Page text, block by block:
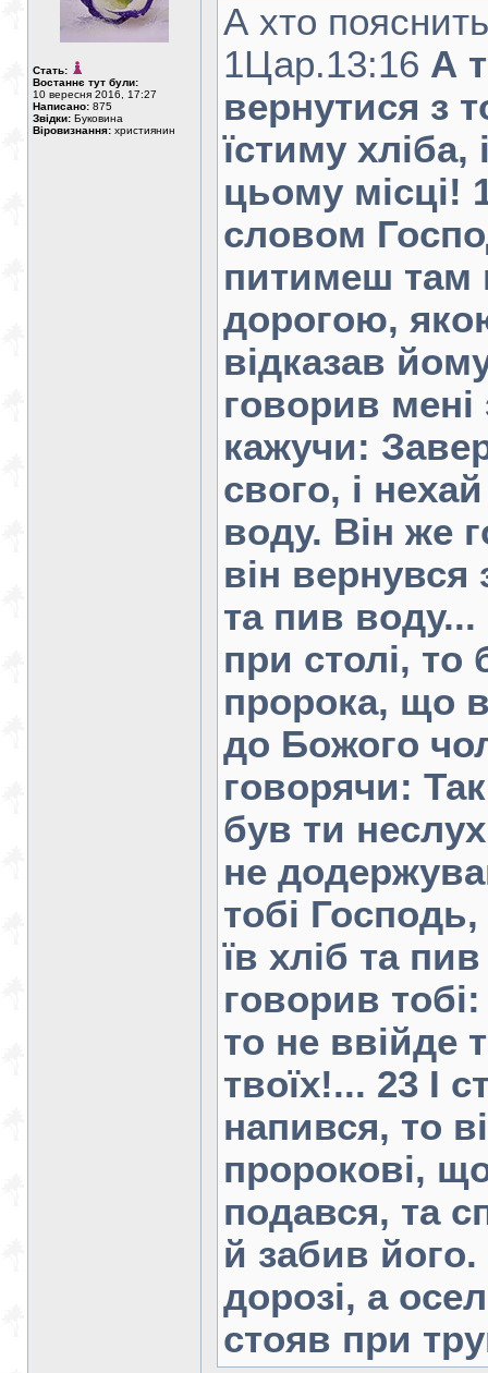
Стать:
Востаннє тут були:
10 вересня 2016, 17:27
Написано: 875
Звідки: Буковина
Віровизнання: християнин
А хто
1Цар.13:16 А
вернутися з
їстиму
цьому місці!
словом
питимеш там
дорогою,
відказав
говорив
кажучи:
свого, і
воду. Він же
він вернувся
та пив воду...
при столі,
пророка, що
до Божого
говорячи:
був ти
не
тобі Господь,
їв хліб та
говорив
то не ввійде
твоїх!... 23 І
напився, то
пророкові,
подався, та
й забив
дорозі, а
стояв при